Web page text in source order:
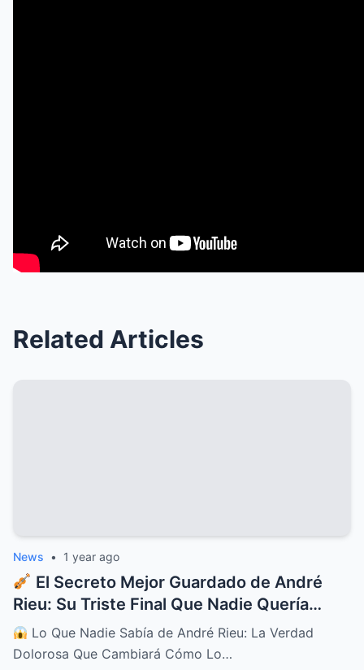
Related Articles
News • 1 year ago
El Secreto Mejor Guardado de André
Rieu: Su Triste Final Que Nadie Quería
Contar
Lo Que Nadie Sabía de André Rieu: La Verdad
Dolorosa Que Cambiará Cómo Lo…